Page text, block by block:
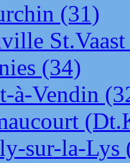
(31)
(34)
à-Vendin
sur-la-Lys